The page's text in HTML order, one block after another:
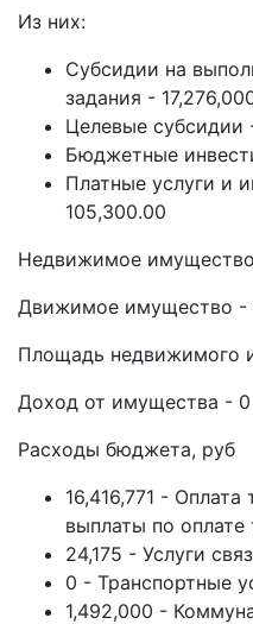
Из них:
Субсидии на
задания -
Целевые субсидии
Бюджетные
Платные услуги и
105,300.00
Недвижимое
Движимое имущество -
Площадь недвижимого
Доход от имущества - 0
Расходы бюджета, руб
16,416,771 -
выплаты по оплате
24,175 - Услуги
0 - Транспортные
1,492,000 -